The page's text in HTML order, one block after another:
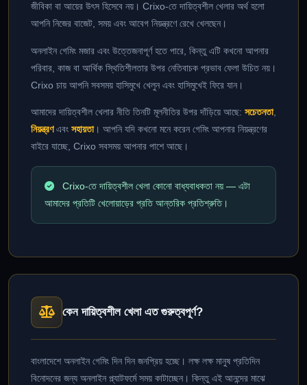
জীবিকা বা আয়ের উৎস হিসেবে নয়। Crixo-তে দায়িত্বশীল খেলার অর্থ হলো
আপনি নিজের বাজেট, সময় এবং আবেগ নিয়ন্ত্রণে রেখে খেলছেন।
অনলাইন গেমিং মজার এবং উত্তেজনাপূর্ণ হতে পারে, কিন্তু এটি কখনো আপনার
পরিবার, কাজ বা আর্থিক স্থিতিশীলতার উপর নেতিবাচক প্রভাব ফেলা উচিত নয়।
Crixo চায় আপনি সবসময় হাসিমুখে খেলুন এবং হাসিমুখেই ফিরে যান।
আমাদের দায়িত্বশীল খেলার নীতি তিনটি মূলনীতির উপর দাঁড়িয়ে আছে: সচেতনতা,
নিয়ন্ত্রণএবং সহায়তা। আপনি যদি কখনো মনে করেন গেমিং আপনার নিয়ন্ত্রণের
বাইরে যাচ্ছে, Crixo সবসময় আপনার পাশে আছে।
Crixo-তে দায়িত্বশীল খেলা কোনো বাধ্যবাধকতা নয় — এটা
আমাদের প্রতিটি খেলোয়াড়ের প্রতি আন্তরিক প্রতিশ্রুতি।
কেন দায়িত্বশীল খেলা এত গুরুত্বপূর্ণ?
বাংলাদেশে অনলাইন গেমিং দিন দিন জনপ্রিয় হচ্ছে। লক্ষ লক্ষ মানুষ প্রতিদিন
বিনোদনের জন্য অনলাইন প্ল্যাটফর্মে সময় কাটাচ্ছেন। কিন্তু এই আনন্দের মাঝে